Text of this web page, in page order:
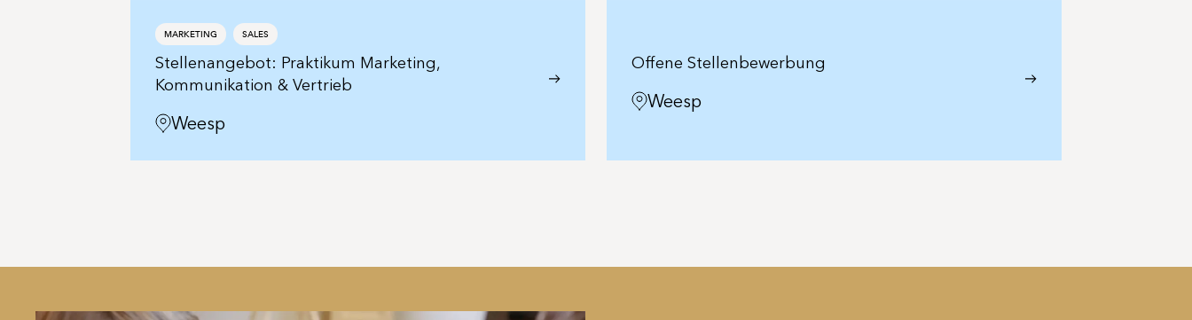
MARKETING SALES
Stellenangebot: Praktikum Marketing,
Kommunikation & Vertrieb
Weesp
Offene Stellenbewerbung
Weesp